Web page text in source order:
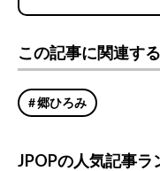
この記事に関連す
郷ひろみ
JPOPの人気記事ラ